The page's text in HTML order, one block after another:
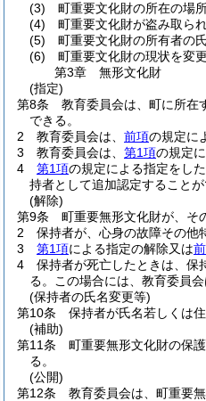
(3)
町重要文化財の所在の場
(4)
町重要文化財が盗み取られ
(5)
町重要文化財の所有者の
(6)
町重要文化財の現状を変
第3章
無形文化財
(指定)
第8条
教育委員会は、町に所在
できる。
2
教育委員会は、 前項の規定に
3
教育委員会は、 第1項の規定
4
第1項の規定による指定をし
持者として追加認定することが
(解除)
第9条
町重要無形文化財が、そ
2
保持者が、心身の故障その他
3
第1項による指定の解除又は
4
保持者が死亡したときは、保
る。
この場合には、教育委員
(保持者の氏名変更等)
第10条
保持者が氏名若しくは
(補助)
第11条
町重要無形文化財の保
る。
(公開)
第12条
教育委員会は、町重要